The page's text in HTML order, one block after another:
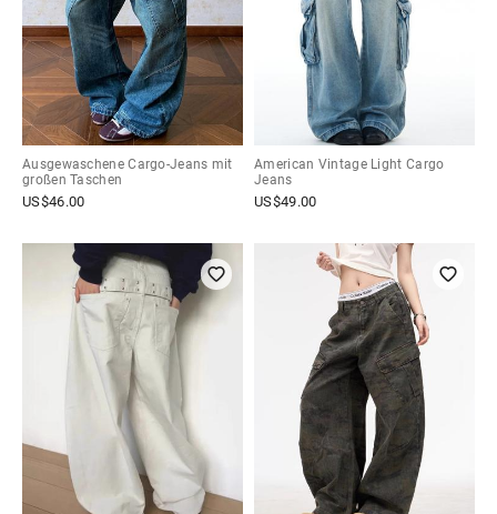
Ausgewaschene Cargo-Jeans mit
großen Taschen
US$46.00
American Vintage Light Cargo
Jeans
US$49.00